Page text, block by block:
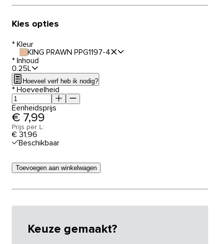
Kies opties
* Kleur
KING PRAWN PPG1197-4
* Inhoud
0.25L
Hoeveel verf heb ik nodig?
* Hoeveelheid
Eenheidsprijs
€ 7,99
Prijs per L:
€ 31,96
Beschikbaar
Toevoegen aan winkelwagen
Keuze gemaakt?